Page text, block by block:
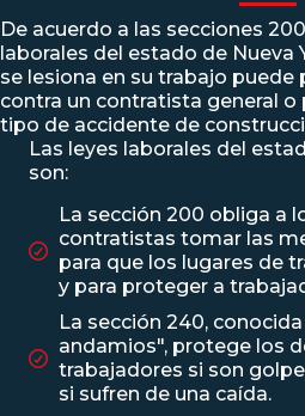
De acuerdo a las secciones
laborales del estado de Nueva
se lesiona en su trabajo puede
contra un contratista general o
tipo de accidente de
Las leyes laborales del
son:
La sección 200 obliga a
contratistas tomar las
para que los lugares de
y para proteger a
La sección 240,
andamios", protege los
trabajadores si son
si sufren de una caída.